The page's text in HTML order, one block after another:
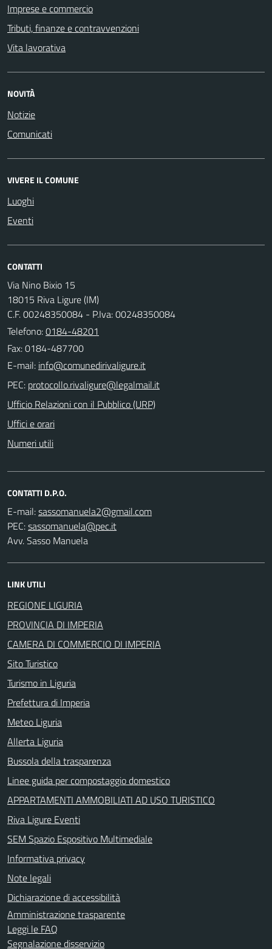
Imprese e commercio
Tributi, finanze e contravvenzioni
Vita lavorativa
NOVITÀ
Notizie
Comunicati
VIVERE IL COMUNE
Luoghi
Eventi
CONTATTI
Via Nino Bixio 15
18015 Riva Ligure (IM)
C.F. 00248350084 - P.Iva: 00248350084
Telefono:0184-48201
Fax: 0184-487700
E-mail:
PEC:
Ufficio Relazioni con il Pubblico (URP)
Uffici e orari
Numeri utili
CONTATTI D.P.O.
E-mail:
PEC:
Avv. Sasso Manuela
LINK UTILI
REGIONE LIGURIA
PROVINCIA DI IMPERIA
CAMERA DI COMMERCIO DI IMPERIA
Sito Turistico
Turismo in Liguria
Prefettura di Imperia
Meteo Liguria
Allerta Liguria
Bussola della trasparenza
Linee guida per compostaggio domestico
APPARTAMENTI AMMOBILIATI AD USO TURISTICO
Riva Ligure Eventi
SEM Spazio Espositivo Multimediale
Informativa privacy
Note legali
Dichiarazione di accessibilità
Amministrazione trasparente
Leggi le FAQ
Segnalazione disservizio